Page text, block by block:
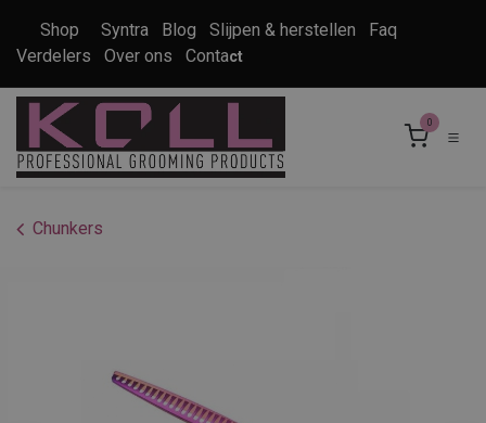
Shop Syntra Blog Slijpen & herstellen
Faq
Verdelers
Over ons Contact
0
Chunkers